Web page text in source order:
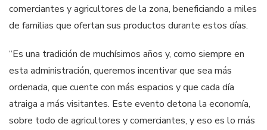
comerciantes y agricultores de la zona, beneficiando a miles
de familias que ofertan sus productos durante estos días.
“Es una tradición de muchísimos años y, como siempre en
esta administración, queremos incentivar que sea más
ordenada, que cuente con más espacios y que cada día
atraiga a más visitantes. Este evento detona la economía,
sobre todo de agricultores y comerciantes, y eso es lo más